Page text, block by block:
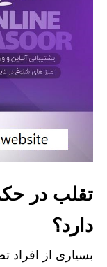
تقلب در
دارد؟
بسیاری از افراد